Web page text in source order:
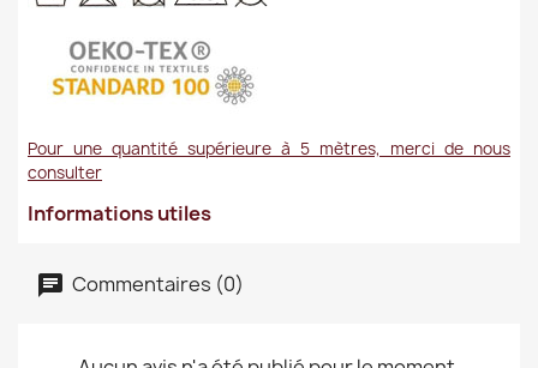
Pour une quantité supérieure à 5 mètres, merci de nous
consulter
Informations utiles
Commentaires (0)